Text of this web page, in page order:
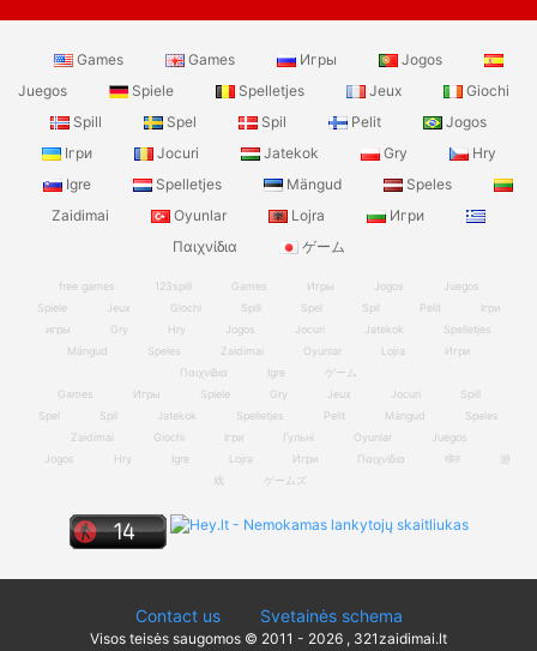
Games Games Игры
Jogos
Juegos
Spiele Spelletjes Jeux
Giochi
Spill
Spel Spil Pelit
Jogos
Ігри
Jocuri Jatekok Gry
Hry
Igre
Spelletjes Mängud
Speles
Zaidimai
Oyunlar Lojra
Игри
Παιχνίδια
ゲーム
free games 123spill Games Игры Jogos
Juegos
Spiele
Jeux Giochi Spill Spel Spil Pelit
Ігри
игры
Gry Hry Jogos Jocuri Jatekok
Spelletjes
Mängud
Speles Zaidimai Oyunlar Lojra
Игри
Παιχνίδια
Igre
ゲーム
Games
Игры Spiele Gry Jeux Jocuri
Spill
Spel
Spil Jatekok Spelletjes Pelit Mängud
Speles
Zaidimai
Giochi Ігри Гульні Oyunlar
Juegos
Jogos
Hry Igre Lojra Игри Παιχνίδια खेल
游
戏
ゲームズ
Contact us Svetainės schema
Visos teisės saugomos © 2011 - 2026 , 321zaidimai.lt